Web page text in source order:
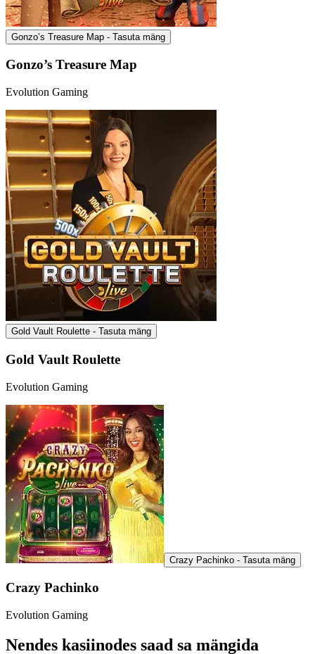
Gonzo’s Treasure Map - Tasuta mäng
Gonzo’s Treasure Map
Evolution Gaming
Gold Vault Roulette - Tasuta mäng
Gold Vault Roulette
Evolution Gaming
Crazy Pachinko - Tasuta mäng
Crazy Pachinko
Evolution Gaming
Nendes kasiinodes saad sa mängida